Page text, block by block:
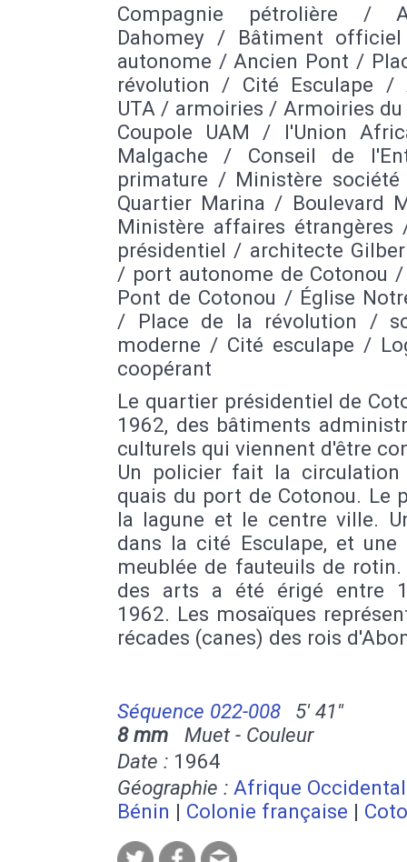
Compagnie pétrolière /
Dahomey / Bâtiment
autonome / Ancien Pont /
révolution / Cité Esculape /
UTA / armoiries / Armoiries
Coupole UAM / l'Union
Malgache / Conseil de
primature / Ministère
Quartier Marina / Boulevard
Ministère affaires étrangères
présidentiel / architecte
/ port autonome de Cotonou
Pont de Cotonou / Église
/ Place de la révolution /
moderne / Cité esculape /
coopérant
Le quartier présidentiel de
1962, des bâtiments
culturels qui viennent d'être
Un policier fait la circulation
quais du port de Cotonou. Le
la lagune et le centre ville.
dans la cité Esculape, et une
meublée de fauteuils de
des arts a été érigé entre
1962. Les mosaïques
récades (canes) des rois
Séquence 022-008
5' 41''
8 mm Muet - Couleur
Date : 1964
Géographie : Afrique
Bénin | Colonie française |